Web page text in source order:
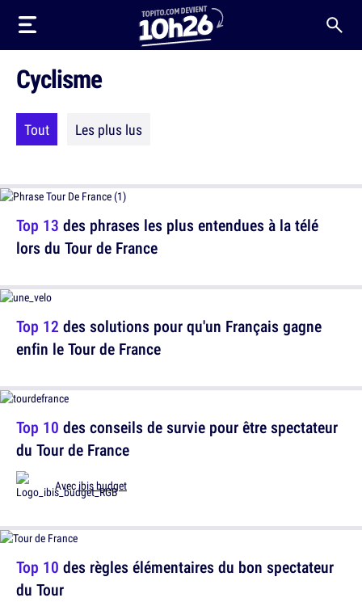
Cyclisme
Tout Les plus lus
Top 13 des phrases les plus entendues à la télé
lors du Tour de France
Top 12 des solutions pour qu'un Français gagne
enfin le Tour de France
Top 10 des règles élémentaires du bon spectateur
du Tour
Top 10 des conseils de survie pour être spectateur
du Tour de France
Avecibis budget